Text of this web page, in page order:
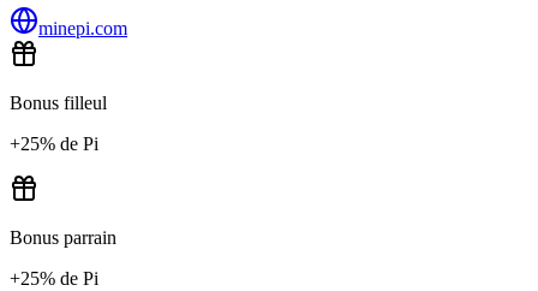
minepi.com
Bonus filleul
+25% de Pi
Bonus parrain
+25% de Pi